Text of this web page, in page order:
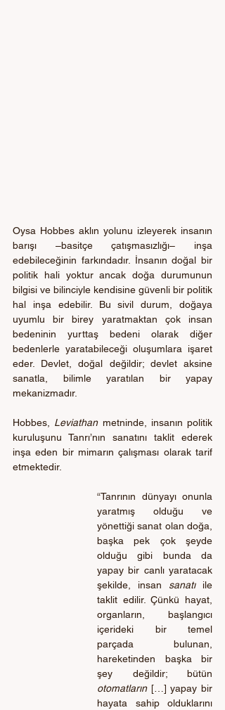
Oysa Hobbes aklın yolunu izleyerek insanın
barışı –basitçe çatışmasızlığı– inşa
edebileceğinin farkındadır. İnsanın doğal bir
politik hali yoktur ancak doğa durumunun
bilgisi ve bilinciyle kendisine güvenli bir politik
hal inşa edebilir. Bu sivil durum, doğaya
uyumlu bir birey yaratmaktan çok insan
bedeninin yurttaş bedeni olarak diğer
bedenlerle yaratabileceği oluşumlara işaret
eder. Devlet, doğal değildir; devlet aksine
sanatla, bilimle yaratılan bir yapay
mekanizmadır.
Hobbes, Leviathan metninde, insanın politik
kuruluşunu Tanrı’nın sanatını taklit ederek
inşa eden bir mimarın çalışması olarak tarif
etmektedir.
“Tanrının dünyayı onunla
yaratmış olduğu ve
yönettiği sanat olan doğa,
başka pek çok şeyde
olduğu gibi bunda da
yapay bir canlı yaratacak
şekilde, insan sanatı ile
taklit edilir. Çünkü hayat,
organların, başlangıcı
içerideki bir temel
parçada bulunan,
hareketinden başka bir
otomatların […] yapay bir
hayata sahip olduklarını